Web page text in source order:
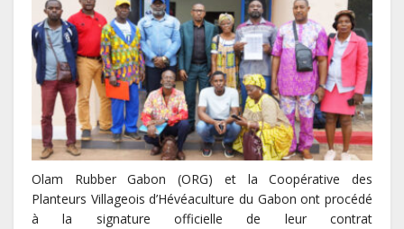
Olam Rubber Gabon (ORG) et la Coopérative des
Planteurs Villageois d’Hévéaculture du Gabon ont procédé
à la signature officielle de leur contrat